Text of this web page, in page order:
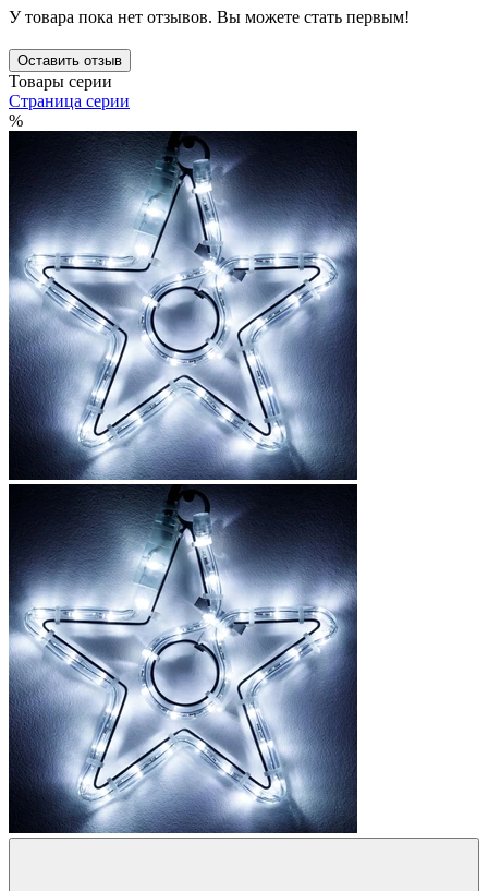
У товара пока нет отзывов. Вы можете стать первым!
Оставить отзыв
Товары серии
Страница серии
%